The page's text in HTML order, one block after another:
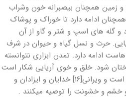
و زمین همچنان بیصبرانه خون وشراب
همچنان ادامه دارد تا خوراک و پوشاک
و گله های اسپ و شتر و گاو از آن
حرث و نسل گیاه و حیوان در شرف
ادامه دارد. تمدن ابزاری نتوانسته
شود. خلق و خوی آریایی شکار است
و شراب، خشم است وقهر، کشتار است و ویرانی[۱۶] خدایان و ایزادان و
و خشم و خشونت را توصیه میکنند .